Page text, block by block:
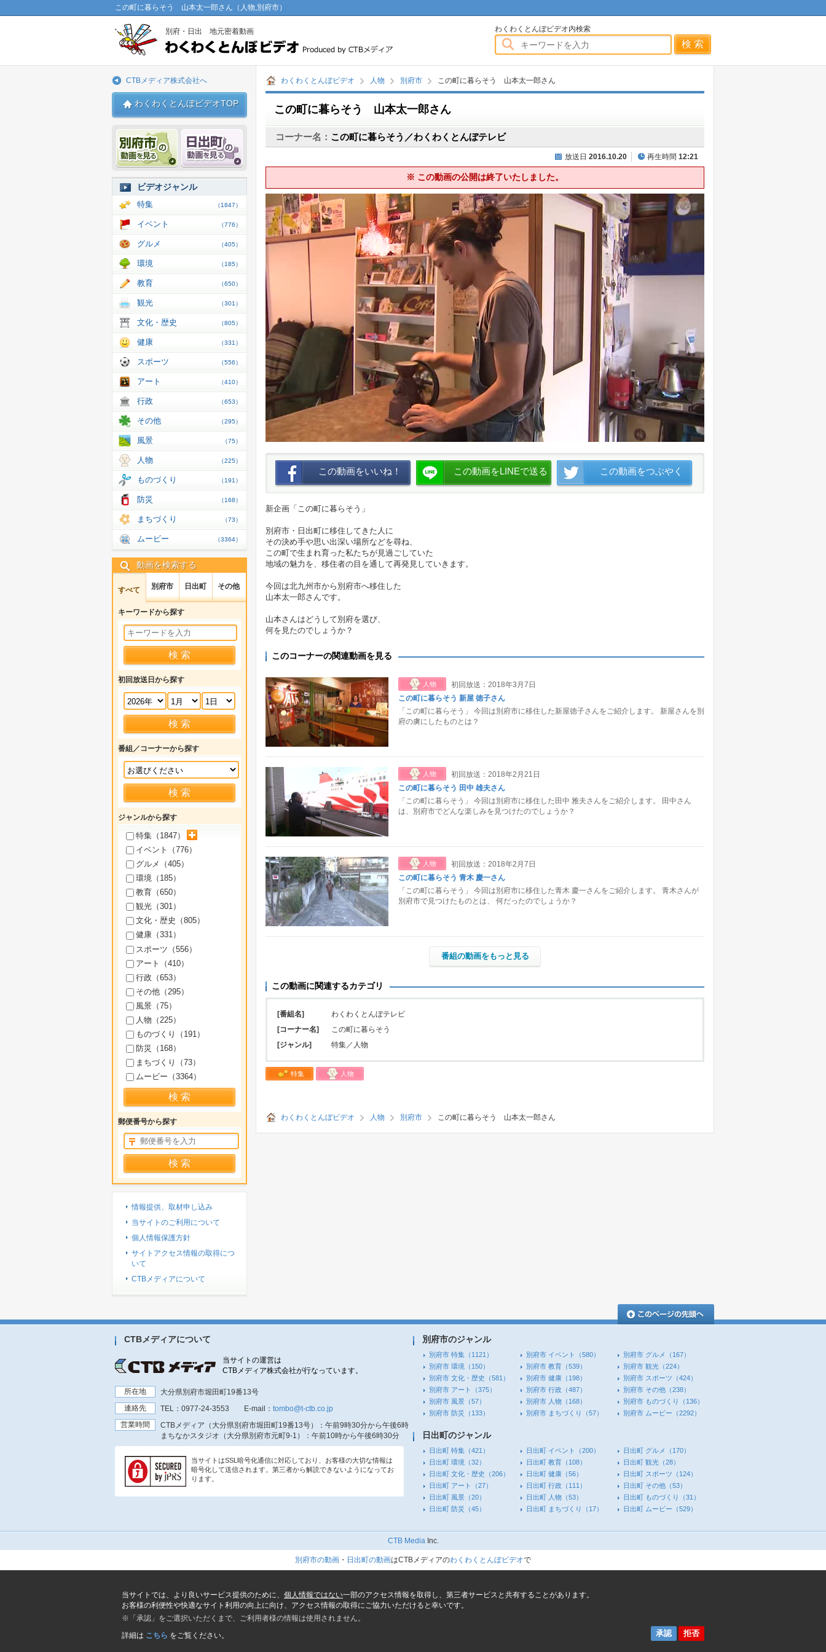
この町に暮らそう 山本太一郎さん（人物,別府市）
別府・日出 地元密着動画 わくわくとんぼビデオわくわくとんぼビデオ内検索
わくわくとんぼビデオ 人物 別府市 この町に暮らそう 山本太一郎さん
この町に暮らそう 山本太一郎さん
コーナー名： この町に暮らそう／わくわくとんぼテレビ
放送日 2016.10.20 再生時間 12:21
※ この動画の公開は終了いたしました。
この動画をいいね！ この動画をLINEで送る この動画をつぶやく
新企画「この町に暮らそう」
別府市・日出町に移住してきた人に
その決め手や思い出深い場所などを尋ね、
この町で生まれ育った私たちが見過ごしていた
地域の魅力を、移住者の目を通して再発見していきます。
今回は北九州市から別府市へ移住した
山本太一郎さんです。
山本さんはどうして別府を選び、
何を見たのでしょうか？
このコーナーの関連動画を見る
人物
初回放送：2018年3月7日
この町に暮らそう 新屋 徳子さん
「この町に暮らそう」 今回は別府市に移住した新屋徳子さんをご紹介します。 新屋さんを別
府の虜にしたものとは？
人物
初回放送：2018年2月21日
この町に暮らそう 田中 雄夫さん
「この町に暮らそう」 今回は別府市に移住した田中 雅夫さんをご紹介します。 田中さん
は、別府市でどんな楽しみを見つけたのでしょうか？
人物
初回放送：2018年2月7日
この町に暮らそう 青木 慶一さん
「この町に暮らそう」 今回は別府市に移住した青木 慶一さんをご紹介します。 青木さんが
別府市で見つけたものとは、 何だったのでしょうか？
番組の動画をもっと見る
この動画に関連するカテゴリ
[番組名]
わくわくとんぼテレビ
[コーナー名]
この町に暮らそう
[ジャンル]
特集／人物
特集 人物
わくわくとんぼビデオ 人物 別府市 この町に暮らそう 山本太一郎さん
CTBメディア株式会社へ
わくわくとんぼビデオTOP
別府市 動画 日出 動画
ビデオジャンル
特集 （1847）
イベント （776）
グルメ （405）
環境 （185）
教育 （650）
観光 （301）
文化・歴史 （805）
健康 （331）
スポーツ （556）
アート （410）
行政 （653）
その他 （295）
風景 （75）
人物 （225）
ものづくり （191）
防災 （168）
まちづくり （73）
ムービー （3364）
動画を検索する
すべて 別府市 日出町 その他
キーワードから探す
初回放送日から探す
番組／コーナーから探す
ジャンルから探す
特集（ 1847）
イベント（776）
グルメ（405）
環境（ 185）
教育（650）
観光（301）
文化・歴史（805）
健康（331）
スポーツ（556）
アート（410）
行政（653）
その他（ 295）
風景（75）
人物（ 225）
ものづくり（ 191 ）
防災（ 168）
まちづくり（73）
ムービー（3364）
郵便番号から探す
情報提供、取材申し込み
当サイトのご利用について
個人情報保護方針
サイトアクセス情報の取得につ
いて
CTBメディアについて
CTBメディアについて
当サイトの運営は
CTBメディア株式会社が行なっています。
所在地
大分県別府市堀田町19番13号
連絡先
TEL： 0977-24-3553 E-mail： tombo@t-ctb.co.jp
営業時間
CTBメディア（大分県別府市堀田町19番13号）
：午前9時30分から午後6時
まちなかスタジオ（大分県別府市元町9-1）
：午前10時から午後6時30分
当サイトはSSL暗号化通信に対応しており、お客様の大切な情報は
暗号化して送信されます。第三者から解読できないようになってお
ります。
別府市のジャンル
別府市 特集 （1121） 別府市 イベント （580） 別府市 グルメ
（167）
別府市 環境 （150） 別府市 教育 （539） 別府市 観光 （224）
別府市 文化・歴史 （581） 別府市 健康 （198） 別府市 スポーツ （424）
別府市 アート
（375） 別府市 行政 （487） 別府市 その他 （238）
別府市 風景 （57） 別府市 人物 （168） 別府市 ものづくり
（136）
別府市 防災
（133） 別府市 まちづくり （57） 別府市 ムービー （2292）
日出町のジャンル
日出町 特集 （421） 日出町 イベント （200） 日出町 グルメ
（170）
日出町 環境 （32） 日出町 教育 （108） 日出町 観光 （28）
日出町 文化・歴史 （206） 日出町 健康 （56） 日出町 スポーツ （124）
日出町 アート
（27） 日出町 行政 （111） 日出町 その他 （53）
日出町 風景 （20） 日出町 人物 （53） 日出町 ものづくり
（31）
日出町 防災
（45） 日出町 まちづくり （17） 日出町 ムービー （529）
CTB MediaInc.
別府市の動画 ・ 日出町の動画はCTBメディアのわくわくとんぼビデオで
当サイトでは、より良いサービス提供のために、 個人情報ではない一部のアクセス情報を取得し、第三者サービスと共有することがあります。
お客様の利便性や快適なサイト利用の向上に向け、アクセス情報の取得にご協力いただけると幸いです。
※「承認」をご選択いただくまで、ご利用者様の情報は使用されません。
詳細は こちら をご覧ください。